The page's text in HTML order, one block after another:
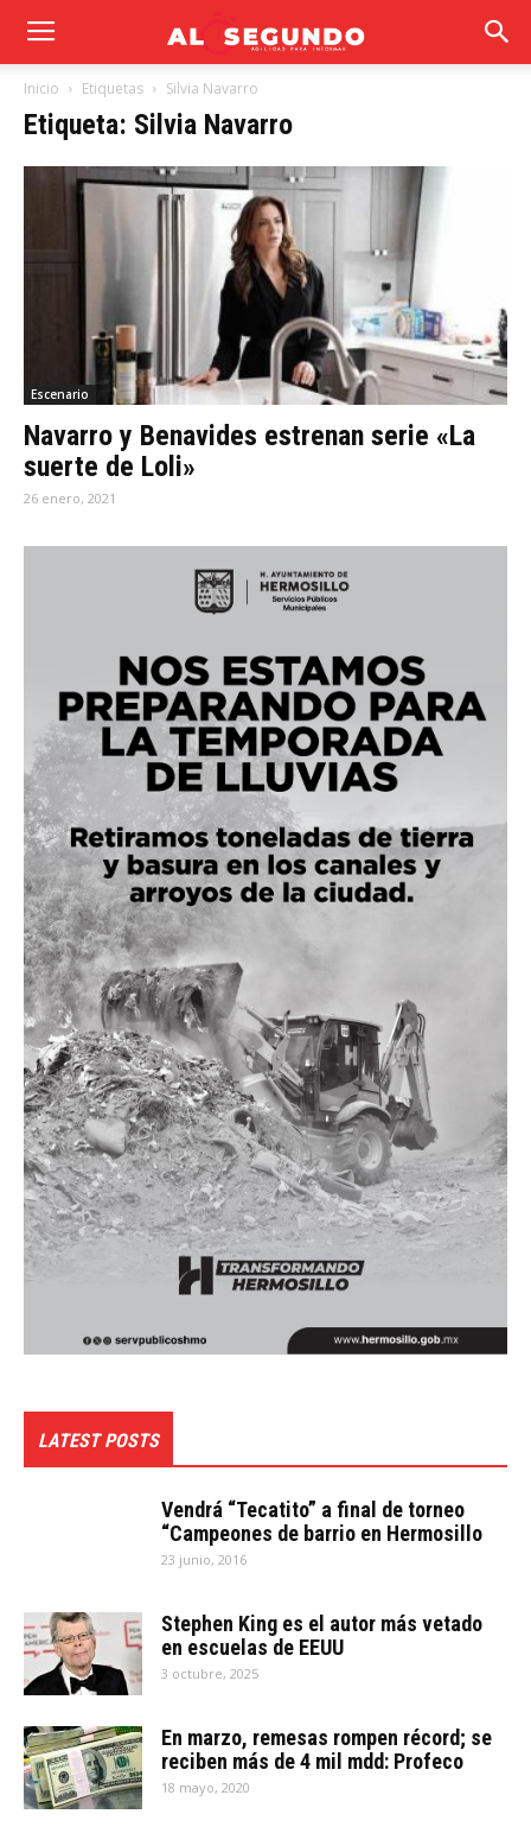
Inicio Etiquetas Silvia Navarro
Etiqueta: Silvia Navarro
Escenario
Navarro y Benavides estrenan serie «La
suerte de Loli»
26 enero, 2021
LATEST POSTS
Vendrá “Tecatito” a final de torneo
“Campeones de barrio en Hermosillo
23 junio, 2016
Stephen King es el autor más vetado
en escuelas de EEUU
3 octubre, 2025
En marzo, remesas rompen récord; se
reciben más de 4 mil mdd: Profeco
18 mayo, 2020